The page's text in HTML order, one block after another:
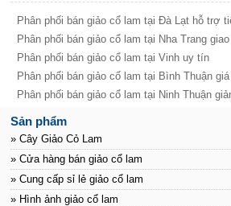
Phân phối bán giảo cổ lam tại Đà Lạt hỗ trợ
Phân phối bán giảo cổ lam tại Nha Trang
Phân phối bán giảo cổ lam tại Vinh uy tín
Phân phối bán giảo cổ lam tại Bình Thuận
Phân phối bán giảo cổ lam tại Ninh Thuận
Sản phẩm
» Cây Giảo Cỏ Lam
» Cửa hàng bán giảo cổ lam
» Cung cấp sỉ lẻ giảo cổ lam
» Hình ảnh giảo cổ lam